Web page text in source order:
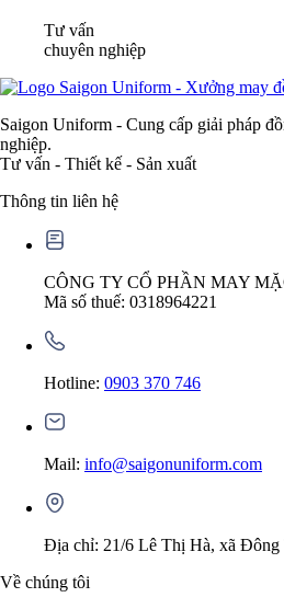
Tư vấn
chuyên nghiệp
Saigon Uniform - Cung cấp giải pháp
nghiệp.
Tư vấn - Thiết kế - Sản xuất
Thông tin liên hệ
CÔNG TY CỔ PHẦN MAY
Mã số thuế: 0318964221
Hotline: 0903 370 746
Mail: info@saigonuniform.com
Địa chỉ: 21/6 Lê Thị Hà, xã
Về chúng tôi